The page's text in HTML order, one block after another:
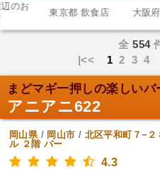
のお
東京都 飲食店 大阪
全554
|<< 12 3 4
まどマギ一押しの楽しいバ
アニアニ622
岡山県/ 岡山市 / 北区平和町７−
ル ２階 バー
4.3